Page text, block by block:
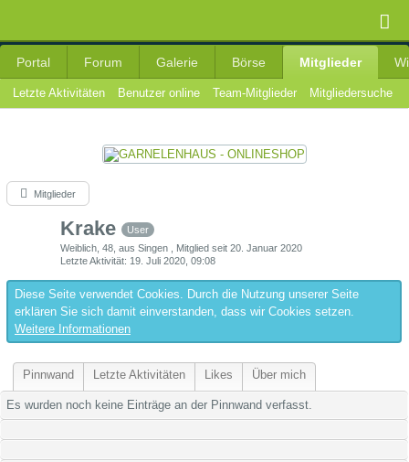
Portal Forum Galerie Börse Mitglieder
Letzte Aktivitäten Benutzer online Team-Mitglieder Mitgliedersuche
Mitglieder
Krake
User
Weiblich 48 aus Singen
Mitglied seit 20. Januar 2020
Letzte Aktivität 19. Juli 2020, 09:08
Diese Seite verwendet Cookies. Durch die Nutzung unserer Seite
erklären Sie sich damit einverstanden, dass wir Cookies setzen.
Weitere Informationen
Pinnwand Letzte Aktivitäten Likes Über mich
Es wurden noch keine Einträge an der Pinnwand verfasst.